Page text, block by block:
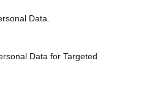
Data.
Data for Targeted
Νέοι αλλά και
μέσα από έργα,